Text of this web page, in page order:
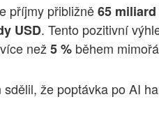
příjmy přibližně65 miliard
USD. Tento pozitivní
než 5 % během
sdělil, že poptávka po AI